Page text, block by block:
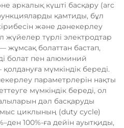
аркалық күшті басқару (arc
қамтиды, бұл
және дәнекерлеу
жүйелер түрлі электродтар
болаттан бастап,
болат пен алюминий
мүмкіндік береді.
параметрлерін нақты
мүмкіндік береді, ол
дәл басқаруды
циклының (duty cycle)
100%-ға дейін ауытқиды,